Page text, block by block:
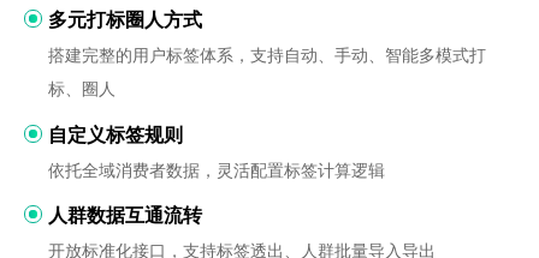
多元打标圈人方式
搭建完整的用户标签体系，支持自动、手动、智能多模式打
标、圈人
自定义标签规则
依托全域消费者数据，灵活配置标签计算逻辑
人群数据互通流转
开放标准化接口，支持标签透出、人群批量导入导出